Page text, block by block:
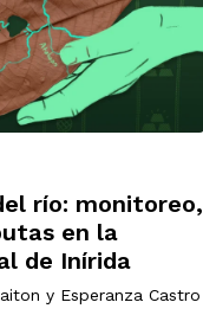
río: monitoreo,
en la
de Inírida
y Esperanza Castro